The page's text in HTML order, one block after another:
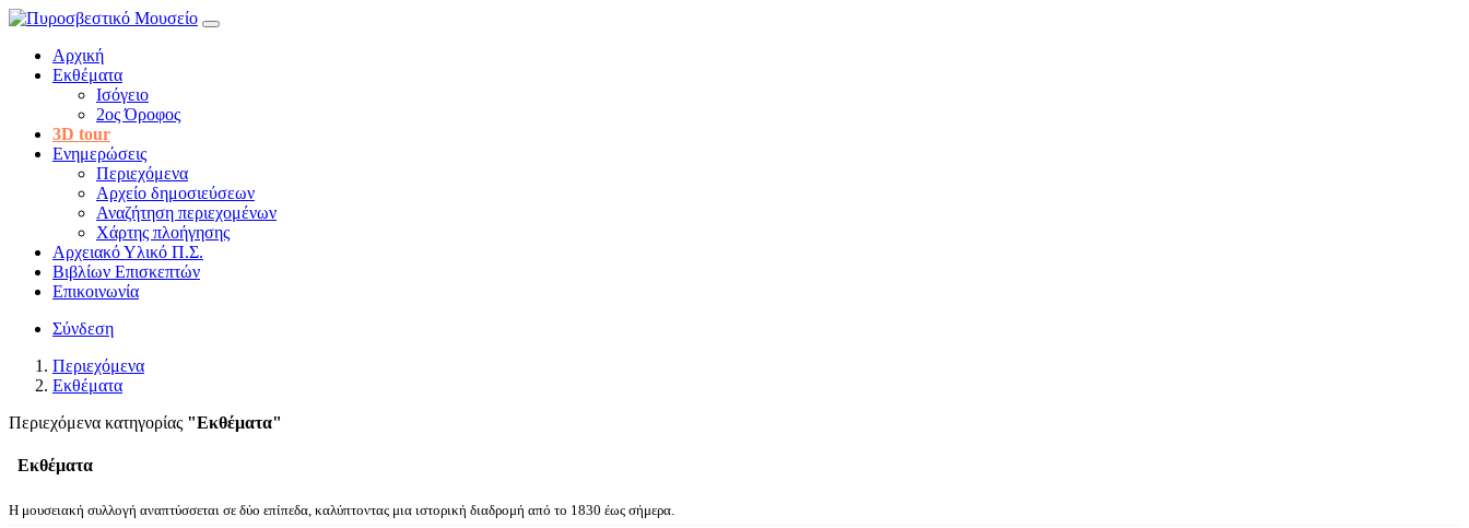
Αρχική
Εκθέματα
Ισόγειο
2ος Όροφος
3D tour
Ενημερώσεις
Περιεχόμενα
Αρχείο δημοσιεύσεων
Αναζήτηση περιεχομένων
Χάρτης πλοήγησης
Αρχειακό Υλικό Π.Σ.
Βιβλίων Επισκεπτών
Επικοινωνία
Σύνδεση
Περιεχόμενα
Εκθέματα
Περιεχόμενα κατηγορίας "Εκθέματα"
Εκθέματα
Η μουσειακή συλλογή αναπτύσσεται σε δύο επίπεδα, καλύπτοντας μια ιστορική διαδρομή από το 1830 έως σήμερα.